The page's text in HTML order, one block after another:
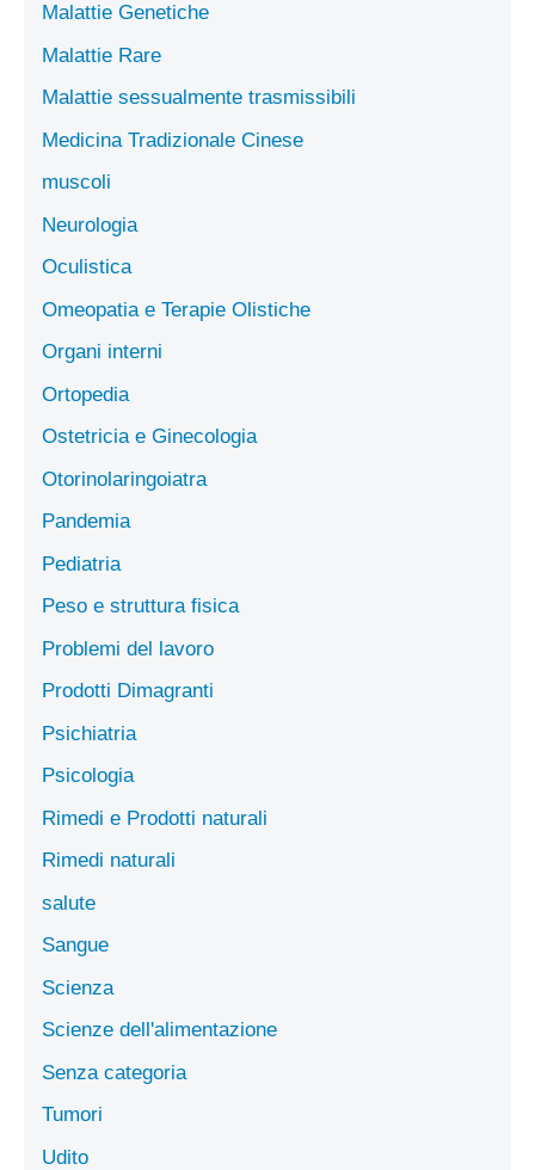
Malattie Genetiche
Malattie Rare
Malattie sessualmente trasmissibili
Medicina Tradizionale Cinese
muscoli
Neurologia
Oculistica
Omeopatia e Terapie Olistiche
Organi interni
Ortopedia
Ostetricia e Ginecologia
Otorinolaringoiatra
Pandemia
Pediatria
Peso e struttura fisica
Problemi del lavoro
Prodotti Dimagranti
Psichiatria
Psicologia
Rimedi e Prodotti naturali
Rimedi naturali
salute
Sangue
Scienza
Scienze dell'alimentazione
Senza categoria
Tumori
Udito